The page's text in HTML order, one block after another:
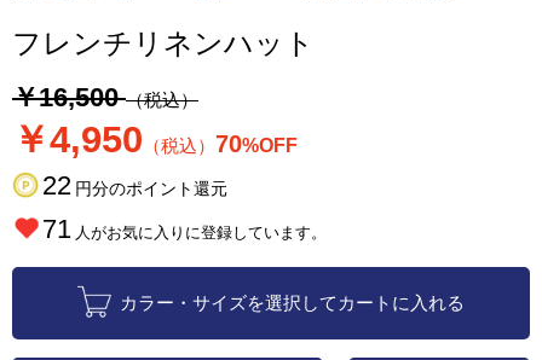
フレンチリネンハット
￥16,500（税込）
￥4,950 （税込） 70%OFF
22 円分のポイント還元
71 人がお気に入りに登録しています。
カラー・サイズを選択してカートに入れる